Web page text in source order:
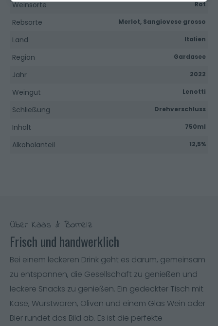
Weinsorte Rot
Rebsorte Merlot, Sangiovese grosso
Land Italien
Region Gardasee
Jahr 2022
Weingut Lenotti
Schließung Drehverschluss
Inhalt 750ml
Alkoholanteil 12,5%
Über Kaas & Borrelz
Frisch und handwerklich
Bei einem leckeren Drink geht es darum, gemeinsam
zu entspannen, die Gesellschaft zu genießen und
leckere Snacks zu genießen. Ein gedeckter Tisch mit
Käse, Wurstwaren, Oliven und einem Glas Wein oder
Bier rundet das Bild ab. Es ist die perfekte